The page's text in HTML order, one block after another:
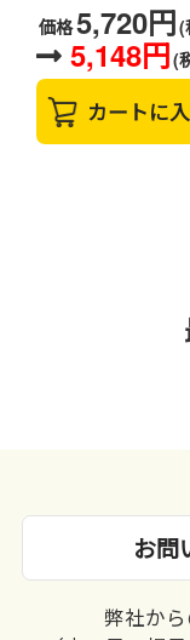
価格5,720円(
5,148円(
カートに
お問
弊社か